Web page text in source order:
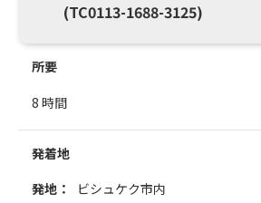
(TC0113-1688-3125)
所要
8 時間
発着地
発地：
ビシュケク市内